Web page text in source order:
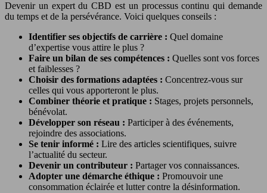
Devenir un expert du CBD est un processus continu qui demande
du temps et de la persévérance. Voici quelques conseils :
Identifier ses objectifs de carrière : Quel domaine
d’expertise vous attire le plus ?
Faire un bilan de ses compétences : Quelles sont vos forces
et faiblesses ?
Choisir des formations adaptées : Concentrez-vous sur
celles qui vous apporteront le plus.
Combiner théorie et pratique : Stages, projets personnels,
bénévolat.
Développer son réseau : Participer à des événements,
rejoindre des associations.
Se tenir informé : Lire des articles scientifiques, suivre
l’actualité du secteur.
Devenir un contributeur : Partager vos connaissances.
Adopter une démarche éthique : Promouvoir une
consommation éclairée et lutter contre la désinformation.